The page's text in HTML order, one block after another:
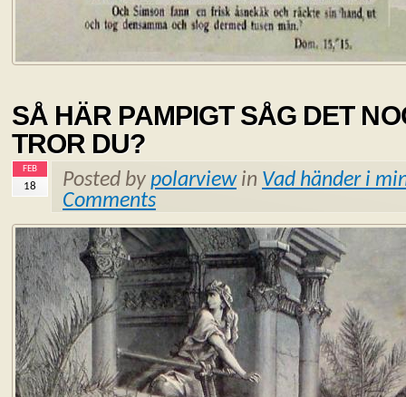
SÅ HÄR PAMPIGT SÅG DET
TROR DU?
FEB
18 Posted by polarviewin Vad händer i
Comments